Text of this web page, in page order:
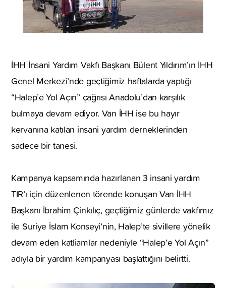
İHH İnsani Yardım Vakfı Başkanı Bülent Yıldırım’ın İHH
Genel Merkezi’nde geçtiğimiz haftalarda yaptığı
“Halep’e Yol Açın” çağrısı Anadolu’dan karşılık
bulmaya devam ediyor. Van İHH ise bu hayır
kervanına katılan insani yardım derneklerinden
sadece bir tanesi.
Kampanya kapsamında hazırlanan 3 insani yardım
TIR’ı için düzenlenen törende konuşan Van İHH
Başkanı İbrahim Çinkılıç, geçtiğimiz günlerde vakfımız
ile Suriye İslam Konseyi’nin, Halep’te sivillere yönelik
devam eden katliamlar nedeniyle “Halep’e Yol Açın”
adıyla bir yardım kampanyası başlattığını belirtti.